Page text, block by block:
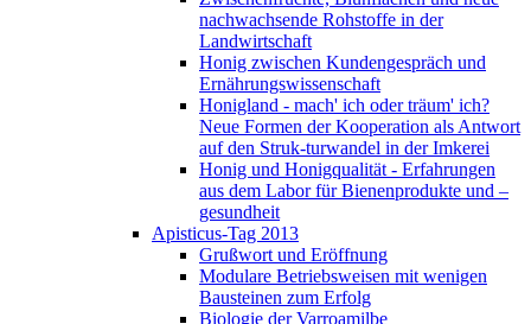
nachwachsende Rohstoffe in der
Landwirtschaft
Honig zwischen Kundengespräch und
Ernährungswissenschaft
Honigland - mach' ich oder träum' ich?
Neue Formen der Kooperation als Antwort
auf den Struk-turwandel in der Imkerei
Honig und Honigqualität - Erfahrungen
aus dem Labor für Bienenprodukte und –
gesundheit
Apisticus-Tag 2013
Grußwort und Eröffnung
Modulare Betriebsweisen mit wenigen
Bausteinen zum Erfolg
Biologie der Varroamilbe